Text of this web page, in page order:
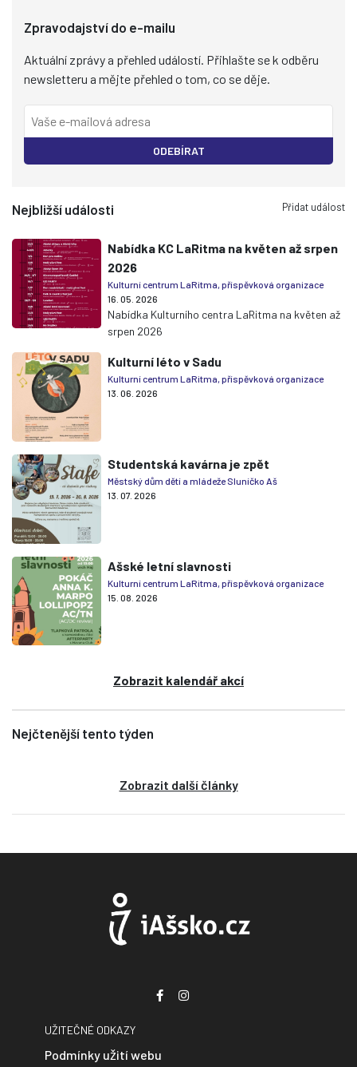
Zpravodajství do e-mailu
Aktuální zprávy a přehled událostí. Přihlašte se k odběru
newsletteru a mějte přehled o tom, co se děje.
ODEBÍRAT
Nejbližší události Přidat událost
Nabídka KC LaRitma na květen až srpen
2026
Kulturní centrum LaRitma, příspěvková organizace
16. 05. 2026
Nabídka Kulturního centra LaRitma na květen až
srpen 2026
Kulturní léto v Sadu
Kulturní centrum LaRitma, příspěvková organizace
13. 06. 2026
Studentská kavárna je zpět
Městský dům dětí a mládeže Sluníčko Aš
13. 07. 2026
Ašské letní slavnosti
Kulturní centrum LaRitma, příspěvková organizace
15. 08. 2026
Zobrazit kalendář akcí
Nejčtenější tento týden
Zobrazit další články
UŽITEČNÉ ODKAZY
Podmínky užití webu